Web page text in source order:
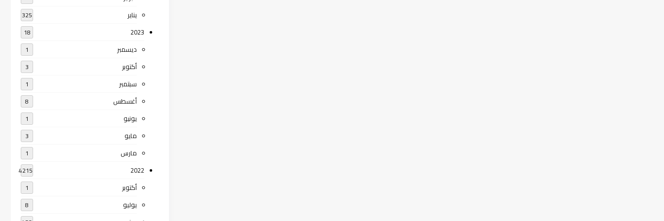
يناير 325
2023
18
ديسمبر 1
أكتوبر 3
سبتمبر 1
أغسطس 8
يونيو 1
مايو 3
مارس 1
2022
4215
أكتوبر 1
يوليو 8